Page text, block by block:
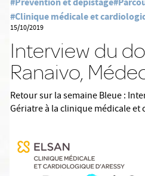
#Clinique médicale et
15/10/2019
Interview du
Ranaivo,
Retour sur la semaine Bleue :
Gériatre à la clinique médicale